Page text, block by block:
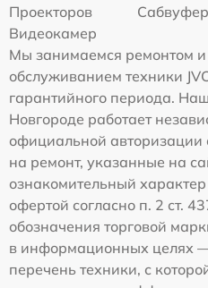
Проекторов
Видеокамер
Мы занимаемся ремонтом и
обслуживанием техники
гарантийного периода.
Новгороде работает
официальной авторизации
на ремонт, указанные на
ознакомительный
офертой согласно п. 2 ст.
обозначения торговой
в информационных целях
перечень техники, с